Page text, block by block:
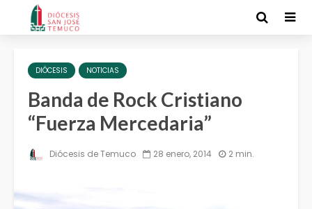
DIÓCESIS NOTICIAS
Banda de Rock Cristiano
“Fuerza Mercedaria”
Diócesis de Temuco 28 enero, 2014 2 min.